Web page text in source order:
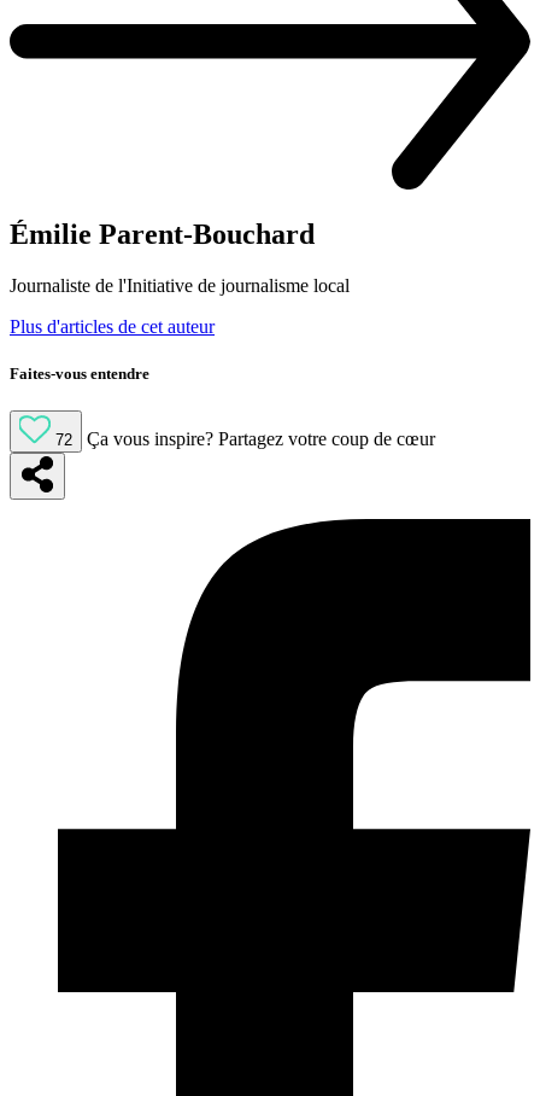
Émilie Parent-Bouchard
Journaliste de l'Initiative de journalisme local
Plus d'articles de cet auteur
Faites-vous entendre
72 Ça vous inspire? Partagez votre coup de cœur